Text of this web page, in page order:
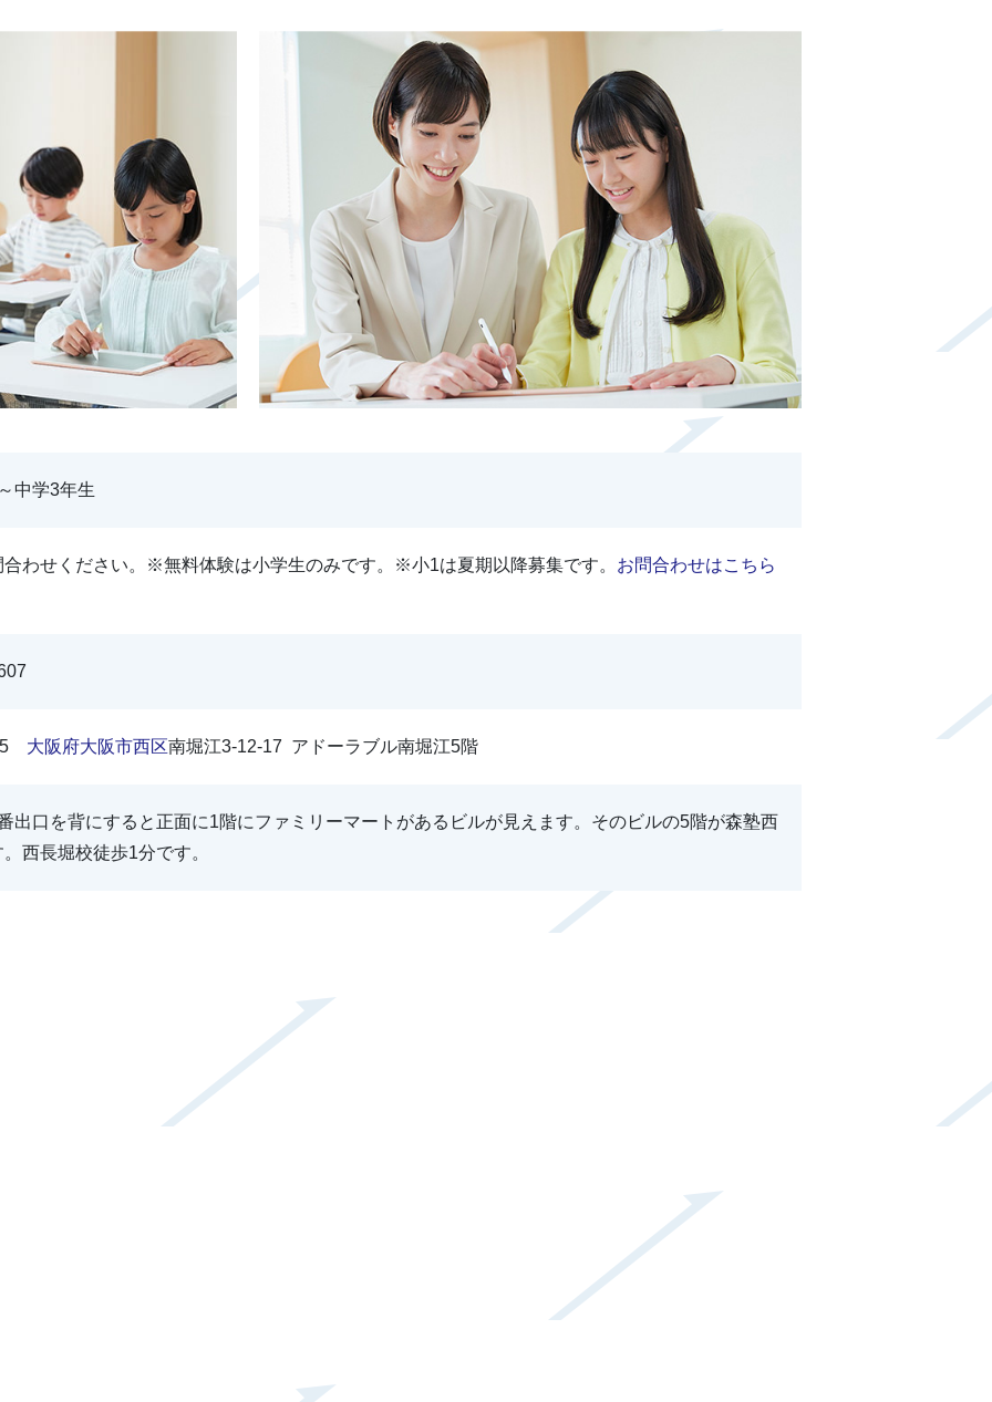
中学3年生
合わせください。※無料体験は小学生のみです。※小1は夏期以降募集です。 お問合わせはこちら
大阪府大阪市西区南堀江3-12-17 アドーラブル南堀江5階
出口を背にすると正面に1階にファミリーマートがあるビルが見えます。そのビルの5階が森塾西
西長堀校徒歩1分です。